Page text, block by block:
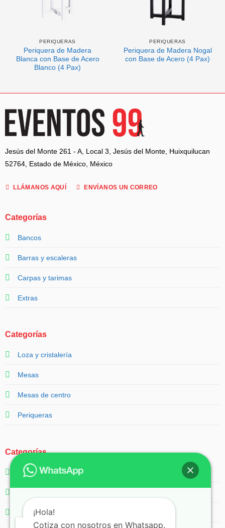
PERIQUERAS
Periquera de Madera
Blanca con Base de Acero
Blanco (4 Pax)
PERIQUERAS
Periquera de Madera Nogal
con Base de Acero (4 Pax)
Jesús del Monte 261 - A, Local 3, Jesús del Monte, Huixquilucan
52764, Estado de México, México
LLÁMANOS AQUÍ ENVÍANOS UN CORREO
Categorías
Bancos
Barras y escaleras
Carpas y tarimas
Extras
Categorías
Loza y cristalería
Mesas
Mesas de centro
Periqueras
Categorías
Salas
Sillas¡Hola!
Cotiza con nosotros en Whatsapp.